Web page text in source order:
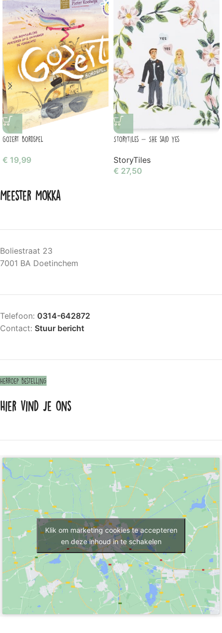
Gozert bordspel
€ 19,99
Storytiles – She said yes
StoryTiles
€ 27,50
Meester Mokka
Boliestraat 23
7001 BA Doetinchem
Telefoon: 0314-642872
Contact: Stuur bericht
Herroep bestelling
Hier vind je ons
Klik om marketing cookies te accepteren
en deze inhoud in te schakelen